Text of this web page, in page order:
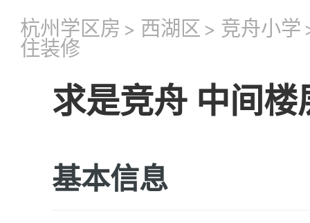
杭州学区房 > 西湖区 > 竞舟小学
住装修
求是竞舟 中间
基本信息